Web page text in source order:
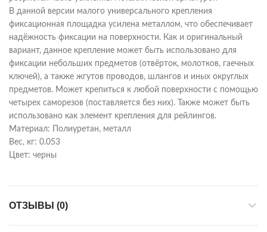
В данной версии малого универсального крепления
фиксационная площадка усилена металлом, что обеспечивает
надёжность фиксации на поверхности. Как и оригинальный
вариант, данное крепление может быть использовано для
фиксации небольших предметов (отвёрток, молотков, гаечных
ключей), а также жгутов проводов, шлангов и иных округлых
предметов. Может крепиться к любой поверхности с помощью
четырех саморезов (поставляется без них). Также может быть
использовано как элемент крепления для рейлингов.
Материал: Полиуретан, металл
Вес, кг: 0.053
Цвет: черны
ОТЗЫВЫ (0)